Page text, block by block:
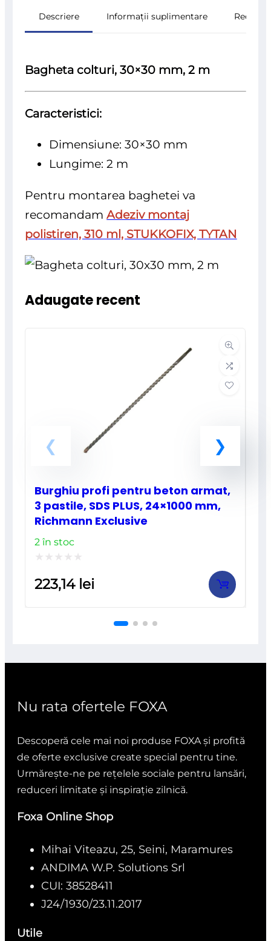
Descriere Informații suplimentare
Bagheta colturi, 30×30 mm, 2 m
Caracteristici:
Dimensiune: 30×30 mm
Lungime: 2 m
Pentru montarea baghetei va
recomandamAdeziv montaj
polistiren, 310 ml, STUKKOFIX, TYTAN
Adaugate recent
Burghiu profi pentru beton armat,
3 pastile, SDS PLUS, 24×1000 mm,
Richmann Exclusive
2 în stoc
la
223,14 lei
Nu rata ofertele FOXA
Descoperă cele mai noi produse FOXA și profită
de oferte exclusive create special pentru tine.
Urmărește-ne pe rețelele sociale pentru lansări,
reduceri limitate și inspirație zilnică.
Foxa Online Shop
Mihai Viteazu, 25, Seini, Maramures
ANDIMA W.P. Solutions Srl
CUI: 38528411
J24/1930/23.11.2017
Utile